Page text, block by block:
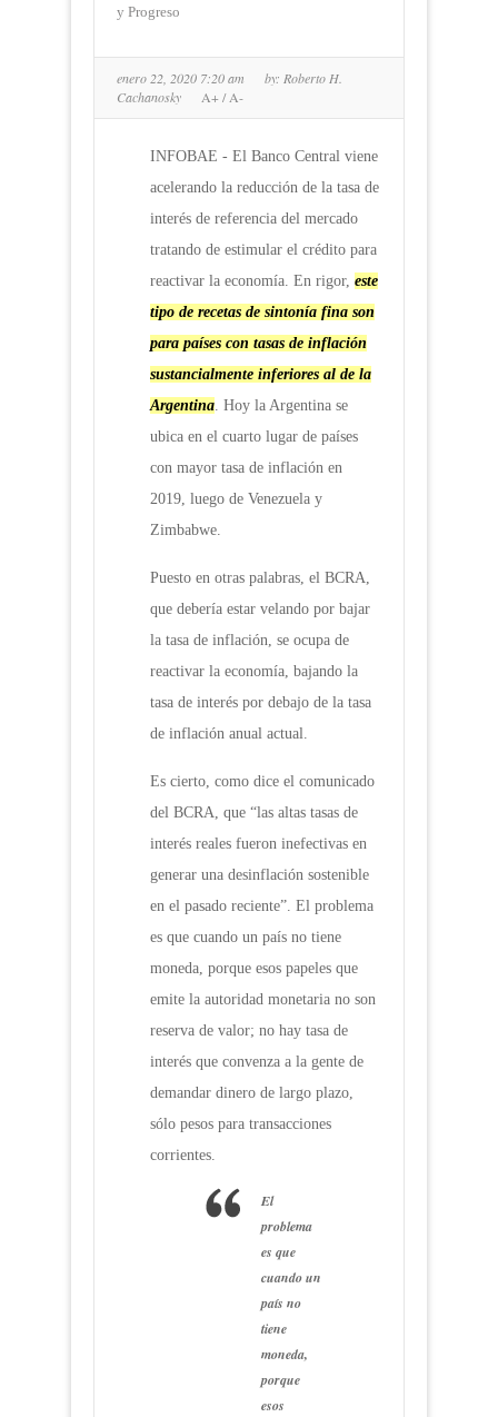
y Progreso
enero 22, 2020 7:20 am by: Roberto H.
Cachanosky
A+/A-
INFOBAE - El Banco Central viene
acelerando la reducción de la tasa de
interés de referencia del mercado
tratando de estimular el crédito para
reactivar la economía. En rigor, este
tipo de recetas de sintonía fina son
para países con tasas de inflación
sustancialmente inferiores al de la
Argentina. Hoy la Argentina se
ubica en el cuarto lugar de países
con mayor tasa de inflación en
2019, luego de Venezuela y
Zimbabwe.
Puesto en otras palabras, el BCRA,
que debería estar velando por bajar
la tasa de inflación, se ocupa de
reactivar la economía, bajando la
tasa de interés por debajo de la tasa
de inflación anual actual.
Es cierto, como dice el comunicado
del BCRA, que “las altas tasas de
interés reales fueron inefectivas en
generar una desinflación sostenible
en el pasado reciente”. El problema
es que cuando un país no tiene
moneda, porque esos papeles que
emite la autoridad monetaria no son
reserva de valor; no hay tasa de
interés que convenza a la gente de
demandar dinero de largo plazo,
sólo pesos para transacciones
corrientes.
El
problema
es que
cuando un
país no
tiene
moneda,
porque
esos